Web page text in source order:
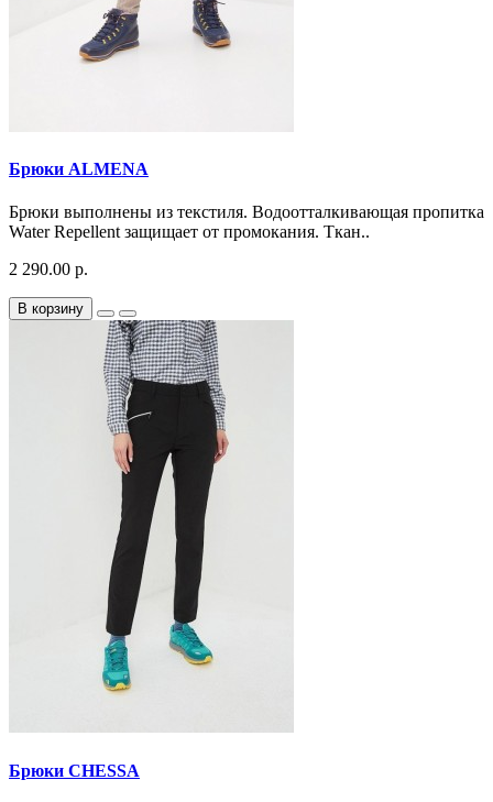
Брюки ALMENA
Брюки выполнены из текстиля. Водоотталкивающая пропитка
Water Repellent защищает от промокания. Ткан..
2 290.00 р.
В корзину
Брюки CHESSA